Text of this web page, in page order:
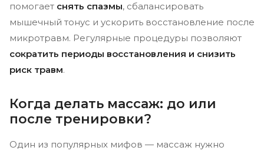
помогает снять спазмы, сбалансировать
мышечный тонус и ускорить восстановление после
микротравм. Регулярные процедуры позволяют
сократить периоды восстановления и снизить
риск травм.
Когда делать массаж: до или
после тренировки?
Один из популярных мифов — массаж нужно